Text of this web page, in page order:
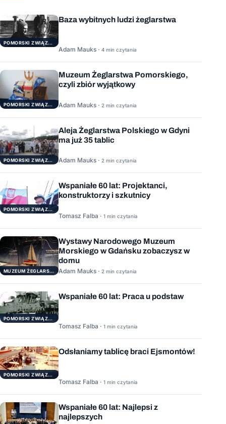
POMORSKI ZWIĄZEK ŻEGLARSKI
Baza wybitnych ludzi żeglarstwa
Adam Mauks · 4 min czytania
POMORSKI ZWIĄZEK ŻEGLARSKI
Muzeum Żeglarstwa Pomorskiego,
czyli zbiór wyjątkowy
Adam Mauks · 2 min czytania
POMORSKI ZWIĄZEK ŻEGLARSKI
Aleja Żeglarstwa Polskiego w Gdyni
ma już 35 tablic
Adam Mauks · 2 min czytania
POMORSKI ZWIĄZEK ŻEGLARSKI
Wspaniałe 60 lat: Projektanci,
konstruktorzy i szkutnicy
Tomasz Falba · 1 min czytania
MUZEUM ŻEGLARSTWA POMORSKIEGO
Wystawy Narodowego Muzeum
Morskiego w Gdańsku zobaczysz w
domu
Adam Mauks · 2 min czytania
POMORSKI ZWIĄZEK ŻEGLARSKI
Wspaniałe 60 lat: Praca u podstaw
Tomasz Falba · 1 min czytania
POMORSKI ZWIĄZEK ŻEGLARSKI
Odsłaniamy tablicę braci Ejsmontów!
Tomasz Falba · 1 min czytania
Wspaniałe 60 lat: Najlepsi z
najlepszych